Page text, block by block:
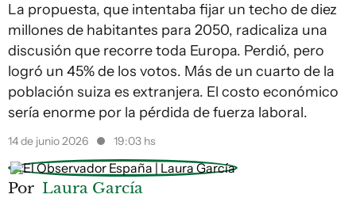
La propuesta, que intentaba fijar un techo de diez
millones de habitantes para 2050, radicaliza una
discusión que recorre toda Europa. Perdió, pero
logró un 45% de los votos. Más de un cuarto de la
población suiza es extranjera. El costo económico
sería enorme por la pérdida de fuerza laboral.
14 de junio 2026 19:03 hs
Por Laura García